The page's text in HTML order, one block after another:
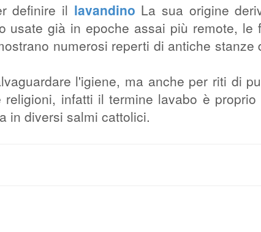
definire il lavandino La sua origine
usate già in epoche assai più remote, le
numerosi reperti di antiche stanze
l'igiene, ma anche per riti di
infatti il termine lavabo è proprio
in diversi salmi cattolici.